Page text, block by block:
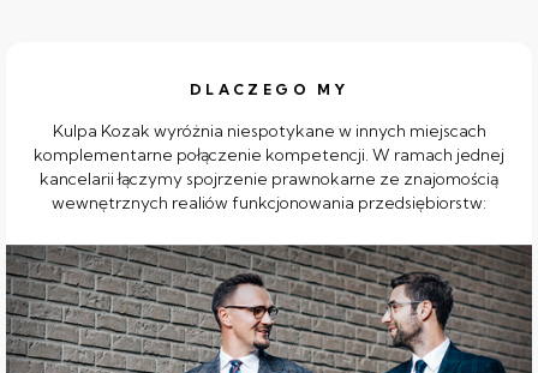
DLACZEGO MY
Kulpa Kozak wyróżnia niespotykane w innych miejscach
komplementarne połączenie kompetencji. W ramach jednej
kancelarii łączymy spojrzenie prawnokarne ze znajomością
wewnętrznych realiów funkcjonowania przedsiębiorstw: